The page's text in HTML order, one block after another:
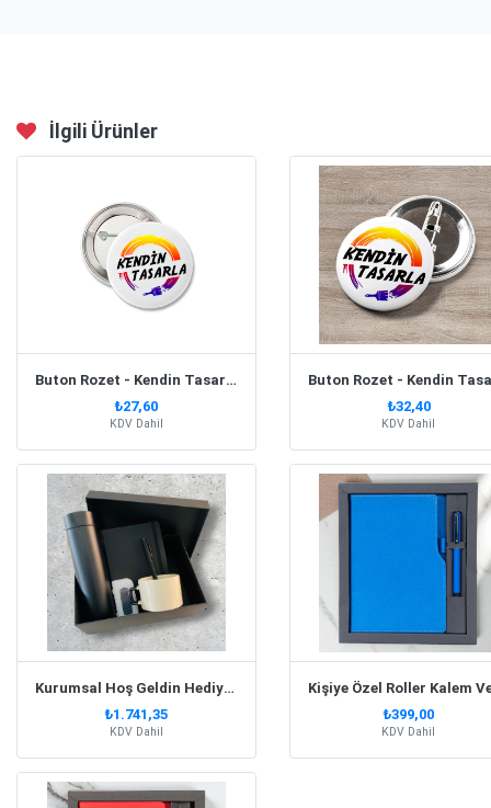
İlgili Ürünler
Buton Rozet - Kendin Tasarla 44 Mm
₺27,60
KDV Dahil
₺32,40
KDV Dahil
Kurumsal Hoş Geldin Hediye Seti
₺1.741,35
KDV Dahil
₺399,00
KDV Dahil